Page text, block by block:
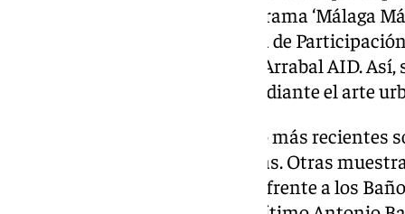
de arte urbano a través del programa ‘Málaga
iniciativa impulsada por el Área de
asociación de mujeres Kartio y Arrabal AID.
el diálogo intergeneracional mediante el arte
Los tres murales de arte urbano más
San Miguel y dos en Campanillas. Otras
avenida Pintor Joaquín Sorolla, frente a los